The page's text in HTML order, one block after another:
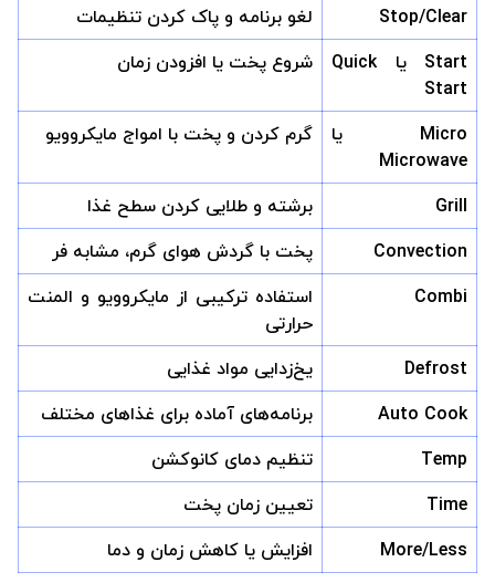
Stop/Clear
لغو برنامه و پاک کردن تنظیمات
Start یا Quick
Start
شروع پخت یا افزودن زمان
Micro یا
Microwave
گرم کردن و پخت با امواج مایکروویو
Grill
برشته و طلایی کردن سطح غذا
Convection
پخت با گردش هوای گرم، مشابه فر
Combi
استفاده ترکیبی از مایکروویو و المنت
حرارتی
Defrost
یخ‌زدایی مواد غذایی
Auto Cook
برنامه‌های آماده برای غذاهای مختلف
Temp
تنظیم دمای کانوکشن
Time
تعیین زمان پخت
More/Less
افزایش یا کاهش زمان و دما